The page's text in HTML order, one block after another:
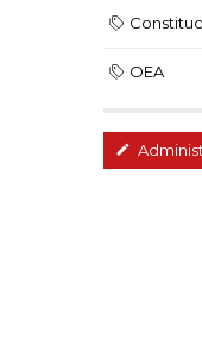
OEA